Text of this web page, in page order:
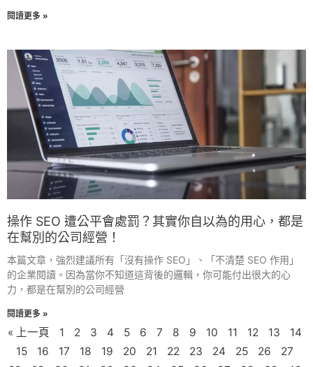
閱讀更多 »
操作 SEO 遭公平會處罰？其實你自以為的用心，都是
在幫別的公司經營！
本篇文章，強烈建議所有「沒有操作 SEO」、「不清楚 SEO 作用」
的企業閱讀。因為當你不知道這背後的邏輯，你可能付出很大的心
力，都是在幫別的公司經營
閱讀更多 »
« 上一頁 1 2 3 4 5 6 7 8 9 10 11 12 13 14
15 16 17 18 19 20 21 22 23 24 25 26 27